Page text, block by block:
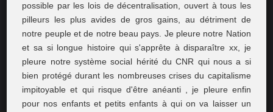
possible par les lois de décentralisation, ouvert à tous les
pilleurs les plus avides de gros gains, au détriment de
notre peuple et de notre beau pays. Je pleure notre Nation
et sa si longue histoire qui s'apprête à disparaître xx, je
pleure notre système social hérité du CNR qui nous a si
bien protégé durant les nombreuses crises du capitalisme
impitoyable et qui risque d'être anéanti , je pleure enfin
pour nos enfants et petits enfants à qui on va laisser un